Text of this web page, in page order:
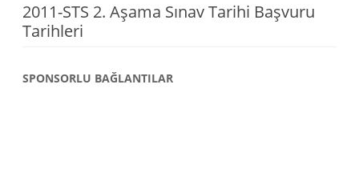
2011-STS 2. Aşama Sınav Tarihi Başvuru
Tarihleri
SPONSORLU BAĞLANTILAR